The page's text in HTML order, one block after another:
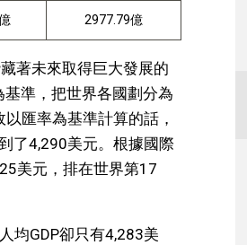
2977.79億
著未來取得巨大發展的
準，把世界各國劃分為
匯率為基準計算的話，
了4,290美元。根據國際
美元，排在世界第17
均GDP卻只有4,283美